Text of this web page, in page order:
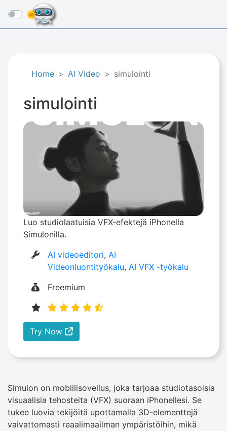
☰
Home AI Video simulointi
simulointi
Luo studiolaatuisia VFX-efektejä iPhonella
Simulonilla.
AI videoeditori,AI
Videonluontityökalu,AI VFX -työkalu
Freemium
Try Now
Simulon on mobiilisovellus, joka tarjoaa studiotasoisia
visuaalisia tehosteita (VFX) suoraan iPhonellesi. Se
tukee luovia tekijöitä upottamalla 3D-elementtejä
vaivattomasti reaalimaailman ympäristöihin, mikä